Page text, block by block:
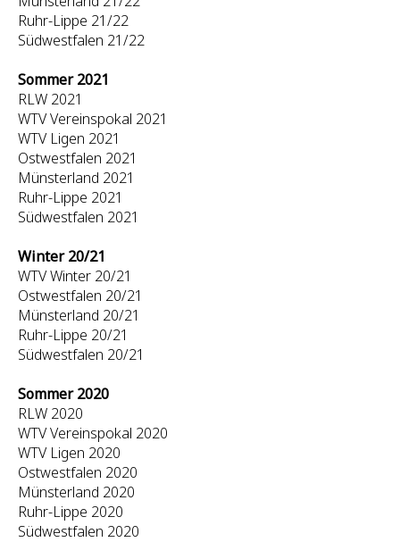
Ruhr-Lippe 21/22
Südwestfalen 21/22
Sommer 2021
RLW 2021
WTV Vereinspokal 2021
WTV Ligen 2021
Ostwestfalen 2021
Münsterland 2021
Ruhr-Lippe 2021
Südwestfalen 2021
Winter 20/21
WTV Winter 20/21
Ostwestfalen 20/21
Münsterland 20/21
Ruhr-Lippe 20/21
Südwestfalen 20/21
Sommer 2020
RLW 2020
WTV Vereinspokal 2020
WTV Ligen 2020
Ostwestfalen 2020
Münsterland 2020
Ruhr-Lippe 2020
Südwestfalen 2020